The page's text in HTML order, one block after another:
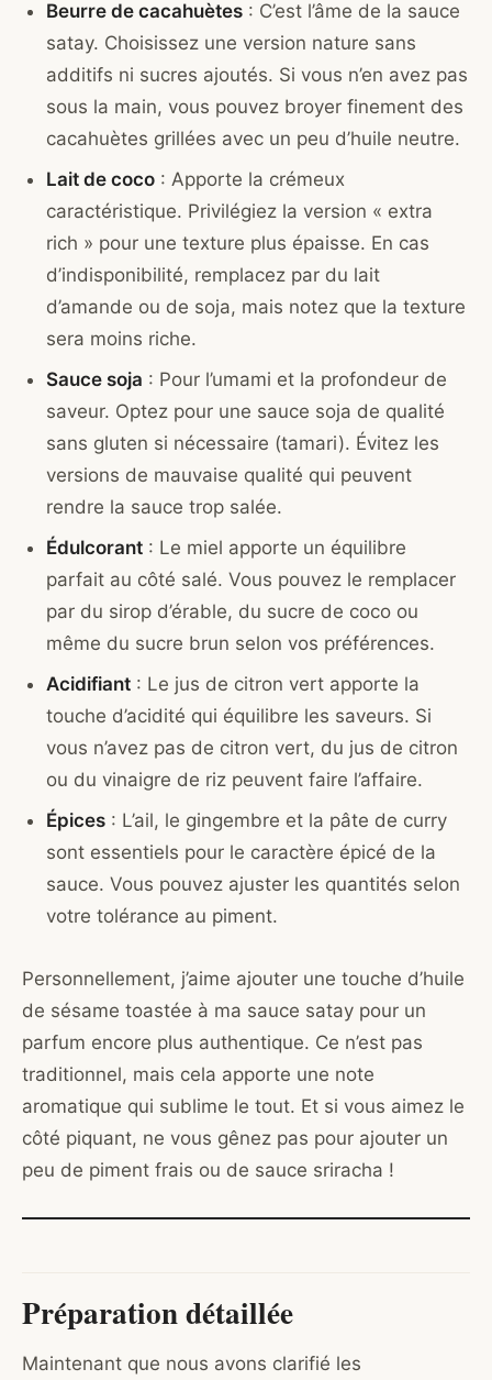
Beurre de cacahuètes : C’est l’âme de la sauce
satay. Choisissez une version nature sans
additifs ni sucres ajoutés. Si vous n’en avez pas
sous la main, vous pouvez broyer finement des
cacahuètes grillées avec un peu d’huile neutre.
Lait de coco : Apporte la crémeux
caractéristique. Privilégiez la version « extra
rich » pour une texture plus épaisse. En cas
d’indisponibilité, remplacez par du lait
d’amande ou de soja, mais notez que la texture
sera moins riche.
Sauce soja : Pour l’umami et la profondeur de
saveur. Optez pour une sauce soja de qualité
sans gluten si nécessaire (tamari). Évitez les
versions de mauvaise qualité qui peuvent
rendre la sauce trop salée.
Édulcorant : Le miel apporte un équilibre
parfait au côté salé. Vous pouvez le remplacer
par du sirop d’érable, du sucre de coco ou
même du sucre brun selon vos préférences.
Acidifiant : Le jus de citron vert apporte la
touche d’acidité qui équilibre les saveurs. Si
vous n’avez pas de citron vert, du jus de citron
ou du vinaigre de riz peuvent faire l’affaire.
Épices : L’ail, le gingembre et la pâte de curry
sont essentiels pour le caractère épicé de la
sauce. Vous pouvez ajuster les quantités selon
votre tolérance au piment.
Personnellement, j’aime ajouter une touche d’huile
de sésame toastée à ma sauce satay pour un
parfum encore plus authentique. Ce n’est pas
traditionnel, mais cela apporte une note
aromatique qui sublime le tout. Et si vous aimez le
côté piquant, ne vous gênez pas pour ajouter un
peu de piment frais ou de sauce sriracha !
Préparation détaillée
Maintenant que nous avons clarifié les